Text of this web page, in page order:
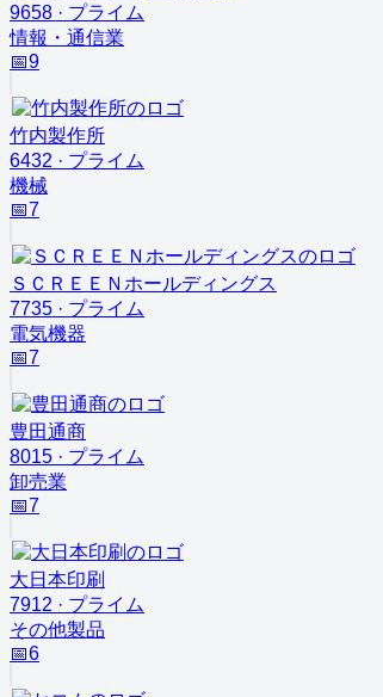
9658 · プライム
情報・通信業
📅9
竹内製作所
6432 · プライム
機械
📅7
ＳＣＲＥＥＮホールディングス
7735 · プライム
電気機器
📅7
豊田通商
8015 · プライム
卸売業
📅7
大日本印刷
7912 · プライム
その他製品
📅6